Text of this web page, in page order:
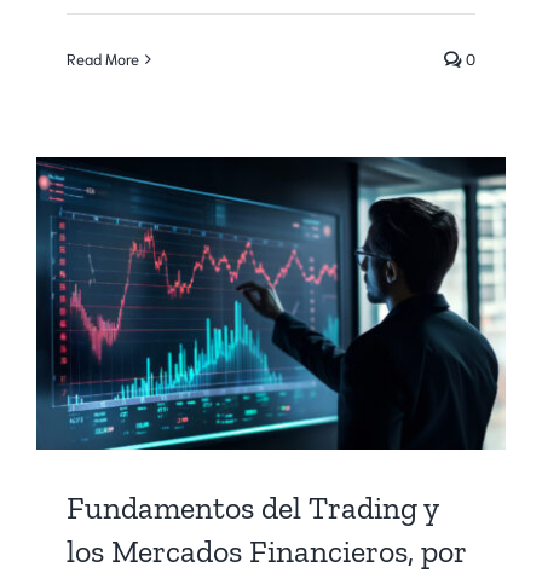
Read More 0
Fundamentos del Trading y
los Mercados Financieros, por